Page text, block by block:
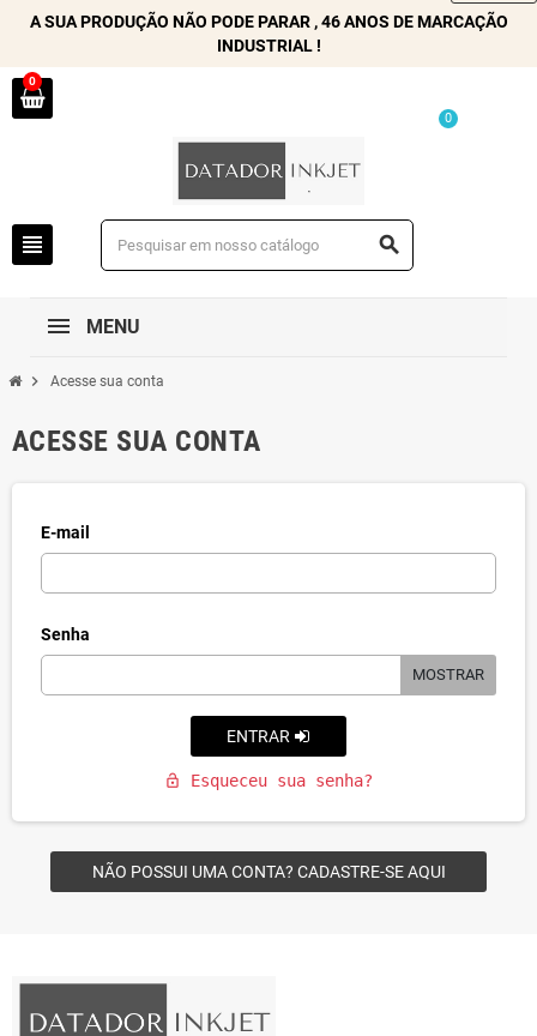
A SUA PRODUÇÃO NÃO PODE PARAR , 46 ANOS DE MARCAÇÃO
INDUSTRIAL !
0
view_headline search
0
MENU
chevron_right Acesse sua conta
ACESSE SUA CONTA
E-mail
Senha
MOSTRAR
ENTRAR
lock_open Esqueceu sua senha?
NÃO POSSUI UMA CONTA? CADASTRE-SE AQUI